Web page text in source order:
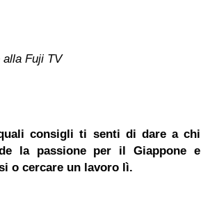
alla Fuji TV
consigli ti senti di dare a chi
la passione per il Giappone e
o cercare un lavoro lì.